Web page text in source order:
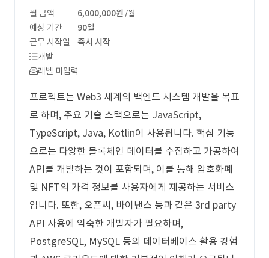
월 금액 6,000,000원 /월
예상 기간
90일
근무 시작일
즉시 시작
개발
레벨 미입력
프로젝트는 Web3 세계의 백엔드 시스템 개발을 목표
로 하며, 주요 기술 스택으로는 JavaScript,
TypeScript, Java, Kotlin이 사용됩니다. 핵심 기능
으로는 다양한 블록체인 데이터를 수집하고 가공하여
API를 개발하는 것이 포함되며, 이를 통해 암호화폐
및 NFT의 가격 정보를 사용자에게 제공하는 서비스
입니다. 또한, 오픈씨, 바이낸스 등과 같은 3rd party
API 사용에 익숙한 개발자가 필요하며,
PostgreSQL, MySQL 등의 데이터베이스 활용 경험